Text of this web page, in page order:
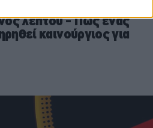
λεπτού - Πώς ένας
καινούργιος για